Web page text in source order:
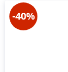
-40%